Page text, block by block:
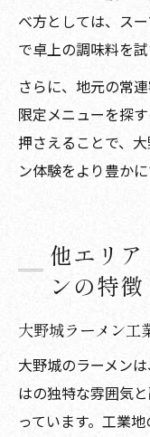
べ方としては、ス
で卓上の調味料を
さらに、地元の常
限定メニューを探
押さえることで、
ン体験をより豊かに
他エリ
ンの特徴
大野城ラーメン工
大野城のラーメン
はの独特な雰囲気
っています。工業